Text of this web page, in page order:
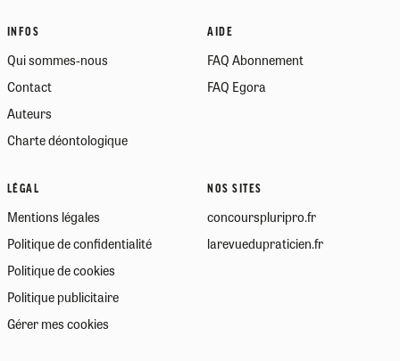
INFOS
Qui sommes-nous
Contact
Auteurs
Charte déontologique
AIDE
FAQ Abonnement
FAQ Egora
LÉGAL
Mentions légales
Politique de confidentialité
Politique de cookies
Politique publicitaire
Gérer mes cookies
NOS SITES
concourspluripro.fr
larevuedupraticien.fr